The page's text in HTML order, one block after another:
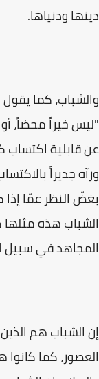
دينها ودنياها.
والشباب، كما
"ليس خيراً محضاً، أو
عن قابلية
ورآه جديراً
بغضّ النظر عمّا
الشباب هذه
المجاهد في سبيل
إن الشباب هم
العصور، كما كانوا